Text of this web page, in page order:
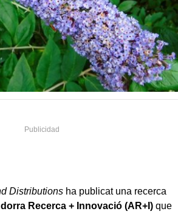
Distributions ha publicat una recerca
Recerca + Innovació (AR+I) que